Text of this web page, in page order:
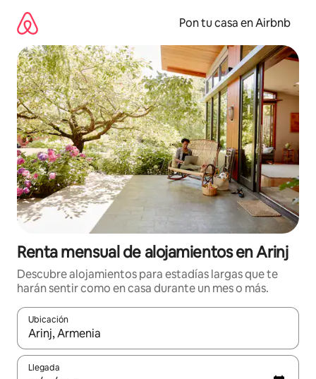
contenido
Pon tu casa en Airbnb
Renta mensual de alojamientos en Arinj
Descubre alojamientos para estadías largas que te
harán sentir como en casa durante un mes o más.
Ubicación
Cuando los resultados estén disponibles, navega con las
Llegada